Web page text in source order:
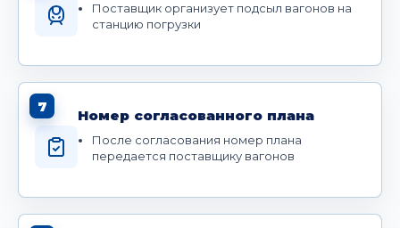
Поставщик организует подсыл вагонов на
станцию погрузки
7
Номер согласованного плана
После согласования номер плана
передается поставщику вагонов